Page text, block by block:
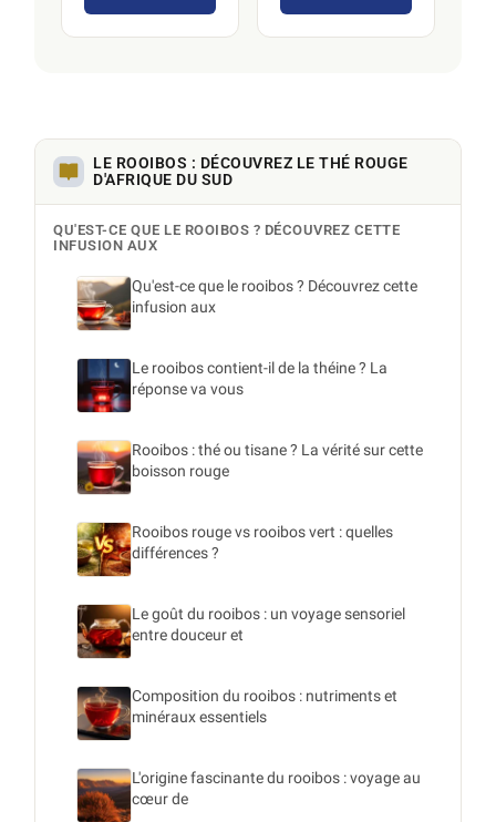
LE ROOIBOS : DÉCOUVREZ LE THÉ ROUGE
D'AFRIQUE DU SUD
QU'EST-CE QUE LE ROOIBOS ? DÉCOUVREZ CETTE
INFUSION AUX
Qu'est-ce que le rooibos ? Découvrez cette
infusion aux
Le rooibos contient-il de la théine ? La
réponse va vous
Rooibos : thé ou tisane ? La vérité sur cette
boisson rouge
Rooibos rouge vs rooibos vert : quelles
différences ?
Le goût du rooibos : un voyage sensoriel
entre douceur et
Composition du rooibos : nutriments et
minéraux essentiels
L'origine fascinante du rooibos : voyage au
cœur de